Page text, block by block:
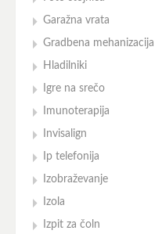
Garažna vrata
Gradbena mehanizacija
Hladilniki
Igre na srečo
Imunoterapija
Invisalign
Ip telefonija
Izobraževanje
Izola
Izpit za čoln